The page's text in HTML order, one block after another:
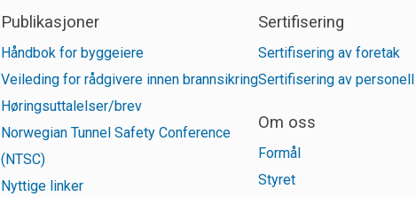
Publikasjoner
Håndbok for byggeiere
Veileding for rådgivere innen brannsikring
Høringsuttalelser/brev
Norwegian Tunnel Safety Conference
(NTSC)
Nyttige linker
Sertifisering
Sertifisering av foretak
Sertifisering av personell
Om oss
Formål
Styret